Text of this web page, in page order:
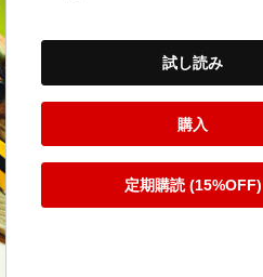
試し読み
購入
定期購読 (15%OFF)